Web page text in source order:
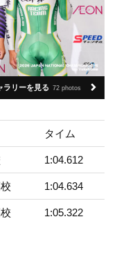
ラリーを見る 72 photos
タイム
1:04.612
1:04.634
1:05.322